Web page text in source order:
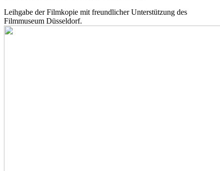
Leihgabe der Filmkopie mit freundlicher Unterstützung des
Filmmuseum Düsseldorf.